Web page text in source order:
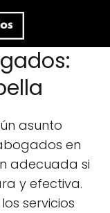
asunto
en
adecuada si
y efectiva.
servicios